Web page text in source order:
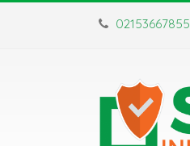
02153667855